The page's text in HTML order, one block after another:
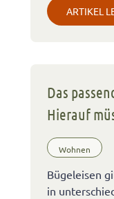
ARTIKEL
Das
Hierauf
Wohnen
Bügeleisen
in